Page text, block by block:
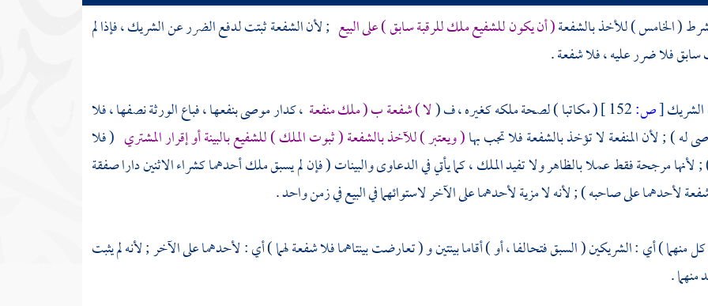
( الخامس ) للأخذ بالشفعة( أن يكون للشفيع ملك للرقبة سابق ) على البيع ; لأن الشفعة ثبتت لدفع الضرر عن الشريك ، فإذا لم
فلا ضرر عليه ، فلا شفعة .
[ص: ( مكاتبا ) لصحة ملكه كغيره ، ف (لا ) شفعة ب ( ملك منفعة ، كدار موصى بنفعها ، فباع الورثة نصفها ، فلا
له ) ; لأن المنفعة لا تؤخذ بالشفعة فلا تجب بها( ويعتبر ) للآخذ بالشفعة ( ثبوت الملك ) للشفيع بالبينة أو إقرار المشتري ( فلا
لأنها مرجحة فقط عملا بالظاهر ولا تفيد الملك ، كما يأتي في الدعاوى والبينات ( فإن لم يسبق ملك أحدهما كشراء الاثنين دارا صفقة
لأحدهما على صاحبه ) ; لأنه لا مزية لأحدهما على الآخر لاستوائهما في البيع في زمن واحد .
منهما ) أي : الشريكين ( السبق فتحالفا ، أو ) أقاما بينتين و ( تعارضت بينتاهما فلا شفعة لهما ) أي : لأحدهما على الآخر ; لأنه لم يثبت
.